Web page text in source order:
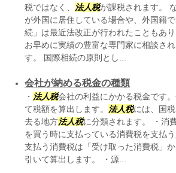
税ではなく、
法人税が課税されます。
が外国に居住している場合や、外国籍
続」は最近法改正が行われたこともあ
お早めに実績の豊富な専門家に相談さ
す。 国際相続の原則とし...
会社が納める税金の種類
・ 法人税会社の利益にかかる税金です
て税額を算出します。
法人税には、国
去る地方法人税に分類されます。 ・消
を買う時に支払っている消費税を支払
支払う消費税は「受け取った消費税」
引いて算出します。 ・源...